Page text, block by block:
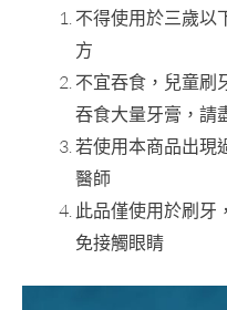
不得使用於三歲以
方
不宜吞食，兒童刷
吞食大量牙膏，請
若使用本商品出現
醫師
此品僅使用於刷牙
免接觸眼睛